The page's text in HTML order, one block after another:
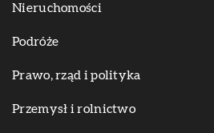
Nieruchomości
Podróże
Prawo, rząd i polityka
Przemysł i rolnictwo